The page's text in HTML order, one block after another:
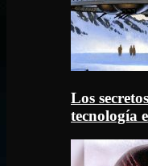
Los
tecnología